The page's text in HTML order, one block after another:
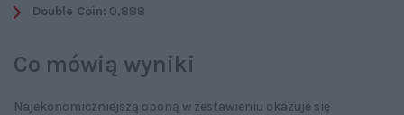
Double Coin: 0,888
Co mówią wyniki
Najekonomiczniejszą oponą w zestawieniu okazuje się